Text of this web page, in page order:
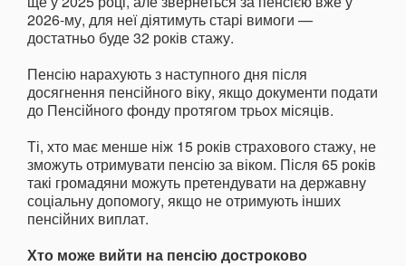
2026-му, для неї діятимуть старі вимоги —
достатньо буде 32 років стажу.
Пенсію нарахують з наступного дня після
досягнення пенсійного віку, якщо документи подати
до Пенсійного фонду протягом трьох місяців.
Ті, хто має менше ніж 15 років страхового стажу, не
зможуть отримувати пенсію за віком. Після 65 років
такі громадяни можуть претендувати на державну
соціальну допомогу, якщо не отримують інших
пенсійних виплат.
Хто може вийти на пенсію достроково